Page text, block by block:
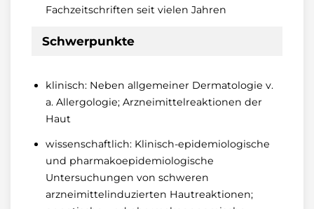
Fachzeitschriften seit vielen Jahren
Schwerpunkte
klinisch: Neben allgemeiner Dermatologie v.
a. Allergologie; Arzneimittelreaktionen der
Haut
wissenschaftlich: Klinisch-epidemiologische
und pharmakoepidemiologische
Untersuchungen von schweren
arzneimittelinduzierten Hautreaktionen;